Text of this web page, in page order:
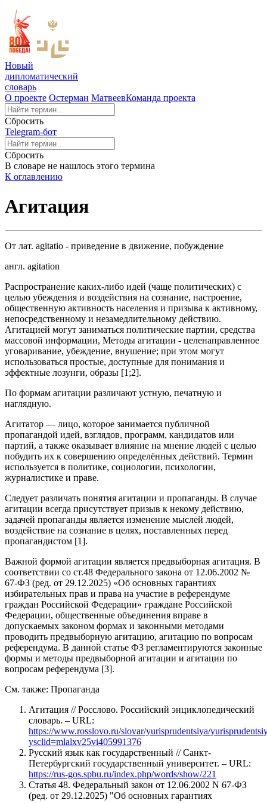
Новый
дипломатический
словарь
О проекте Остерман МатвеевКоманда проекта
Сбросить
Telegram-бот
Сбросить
В словаре не нашлось этого термина
К оглавлению
Агитация
От лат. agitatio - приведение в движение, побуждение
англ. agitation
Распространение каких-либо идей (чаще политических) с
целью убеждения и воздействия на сознание, настроение,
общественную активность населения и призыва к активному,
непосредственному и незамедлительному действию.
Агитацией могут заниматься политические партии, средства
массовой информации, Методы агитации - целенаправленное
уговаривание, убеждение, внушение; при этом могут
использоваться простые, доступные для понимания и
эффектные лозунги, образы [1;2].
По формам агитации различают устную, печатную и
наглядную.
Агитатор — лицо, которое занимается публичной
пропагандой идей, взглядов, программ, кандидатов или
партий, а также оказывает влияние на мнение людей с целью
побудить их к совершению определённых действий. Термин
используется в политике, социологии, психологии,
журналистике и праве.
Следует различать понятия агитации и пропаганды. В случае
агитации всегда присутствует призыв к некому действию,
задачей пропаганды является изменение мыслей людей,
воздействие на сознание в целях, поставленных перед
пропагандистом [1].
Важной формой агитации является предвыборная агитация. В
соответствии со ст.48 Федерального закона от 12.06.2002 №
67-ФЗ (ред. от 29.12.2025) «Об основных гарантиях
избирательных прав и права на участие в референдуме
граждан Российской Федерации» граждане Российской
Федерации, общественные объединения вправе в
допускаемых законом формах и законными методами
проводить предвыборную агитацию, агитацию по вопросам
референдума. В данной статье ФЗ регламентируются законные
формы и методы предвыборной агитации и агитации по
вопросам референдума [3].
См. также: Пропаганда
Агитация // Росслово. Российский энциклопедический
словарь. – URL:
https://www.rosslovo.ru/slovar/yurisprudentsiya/
ysclid=mlalxv25vi405991376
Русский язык как государственный // Санкт-
Петербургский государственный университет. – URL:
https://rus-gos.spbu.ru/index.php/words/show/221
Статья 48. Федеральный закон от 12.06.2002 N 67-ФЗ
(ред. от 29.12.2025) "Об основных гарантиях